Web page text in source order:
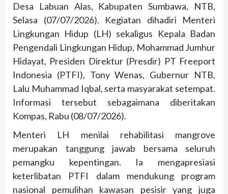
Desa Labuan Alas, Kabupaten Sumbawa, NTB,
Selasa (07/07/2026). Kegiatan dihadiri Menteri
Lingkungan Hidup (LH) sekaligus Kepala Badan
Pengendali Lingkungan Hidup, Mohammad Jumhur
Hidayat, Presiden Direktur (Presdir) PT Freeport
Indonesia (PTFI), Tony Wenas, Gubernur NTB,
Lalu Muhammad Iqbal, serta masyarakat setempat.
Informasi tersebut sebagaimana diberitakan
Kompas, Rabu (08/07/2026).
Menteri LH menilai rehabilitasi mangrove
merupakan tanggung jawab bersama seluruh
pemangku kepentingan. Ia mengapresiasi
keterlibatan PTFI dalam mendukung program
nasional pemulihan kawasan pesisir yang juga